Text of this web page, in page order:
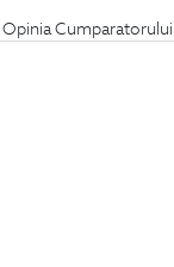
Opinia Cumparatorului